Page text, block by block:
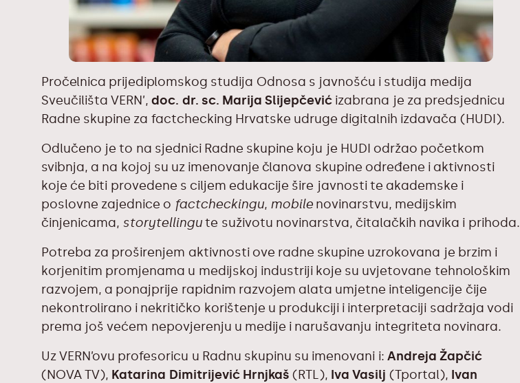
Pročelnica prijediplomskog studija Odnosa s javnošću i studija medija
Sveučilišta VERN’,doc. dr. sc. Marija Slijepčević izabrana je za predsjednicu
Radne skupine za factchecking Hrvatske udruge digitalnih izdavača (HUDI).
Odlučeno je to na sjednici Radne skupine koju je HUDI održao početkom
svibnja, a na kojoj su uz imenovanje članova skupine određene i aktivnosti
koje će biti provedene s ciljem edukacije šire javnosti te akademske i
poslovne zajednice o factcheckingu, mobile novinarstvu, medijskim
činjenicama, storytellingute suživotu novinarstva, čitalačkih navika i prihoda.
Potreba za proširenjem aktivnosti ove radne skupine uzrokovana je brzim i
korjenitim promjenama u medijskoj industriji koje su uvjetovane tehnološkim
razvojem, a ponajprije rapidnim razvojem alata umjetne inteligencije čije
nekontrolirano i nekritičko korištenje u produkciji i interpretaciji sadržaja vodi
prema još većem nepovjerenju u medije i narušavanju integriteta novinara.
Uz VERN’ovu profesoricu u Radnu skupinu su imenovani i: Andreja Žapčić
(NOVA TV), Katarina Dimitrijević Hrnjkaš (RTL), Iva Vasilj (Tportal), Ivan